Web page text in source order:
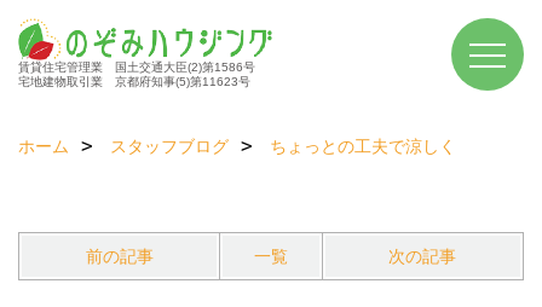
賃貸住宅管理業 国土交通大臣(2)第1586号
宅地建物取引業 京都府知事(5)第11623号
ホーム スタッフブログ ちょっとの工夫で涼しく
前の記事 一覧 次の記事